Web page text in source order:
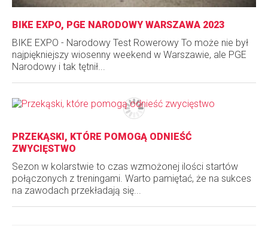
BIKE EXPO, PGE NARODOWY WARSZAWA 2023
BIKE EXPO - Narodowy Test Rowerowy To może nie był
najpiękniejszy wiosenny weekend w Warszawie, ale PGE
Narodowy i tak tętnił...
PRZEKĄSKI, KTÓRE POMOGĄ ODNIEŚĆ
ZWYCIĘSTWO
Sezon w kolarstwie to czas wzmożonej ilości startów
połączonych z treningami. Warto pamiętać, że na sukces
na zawodach przekładają się...